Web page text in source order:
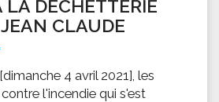
LA DÉCHETTERIE
CLAUDE
4 avril 2021], les
l'incendie qui s'est